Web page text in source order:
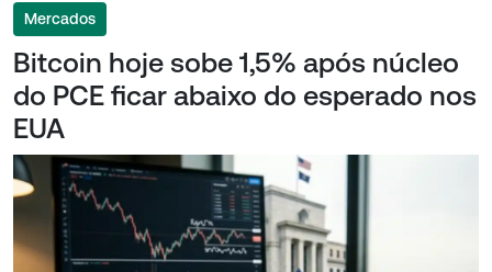
Mercados
Bitcoin hoje sobe 1,5% após núcleo
do PCE ficar abaixo do esperado nos
EUA